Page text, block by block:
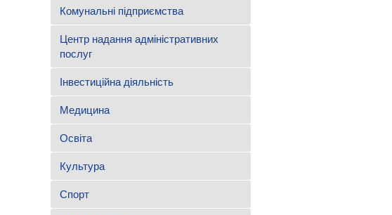
Комунальні підприємства
Центр надання адміністративних
послуг
Інвестиційна діяльність
Медицина
Освіта
Культура
Спорт